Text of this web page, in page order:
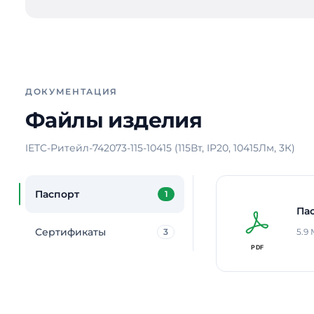
ДОКУМЕНТАЦИЯ
Файлы изделия
IETC-Ритейл-742073-115-10415 (115Вт, IP20, 10415Лм, 3К)
Паспорт 1
Сертификаты 3 5.9